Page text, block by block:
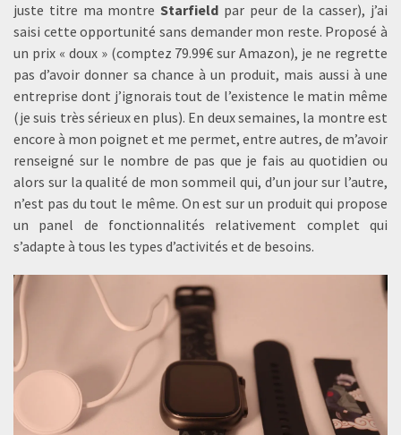
juste titre ma montreStarfield par peur de la casser), j’ai
saisi cette opportunité sans demander mon reste. Proposé à
un prix « doux » (comptez 79.99€ sur Amazon), je ne regrette
pas d’avoir donner sa chance à un produit, mais aussi à une
entreprise dont j’ignorais tout de l’existence le matin même
(je suis très sérieux en plus). En deux semaines, la montre est
encore à mon poignet et me permet, entre autres, de m’avoir
renseigné sur le nombre de pas que je fais au quotidien ou
alors sur la qualité de mon sommeil qui, d’un jour sur l’autre,
n’est pas du tout le même. On est sur un produit qui propose
un panel de fonctionnalités relativement complet qui
s’adapte à tous les types d’activités et de besoins.